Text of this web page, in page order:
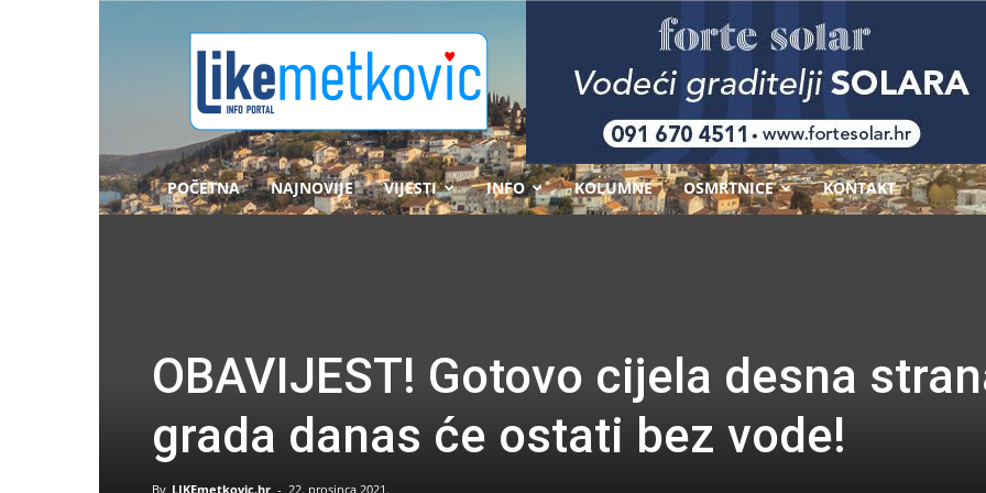
POČETNA NAJNOVIJE VIJESTI INFO KOLUMNE OSMRTNICE KONTAKT
OBAVIJEST! Gotovo cijela desna
grada danas će ostati bez vode!
By LIKEmetkovic.hr - 22. prosinca 2021.